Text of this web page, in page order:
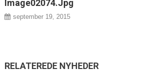
Image02074.jpg
september 19, 2015
RELATEREDE NYHEDER